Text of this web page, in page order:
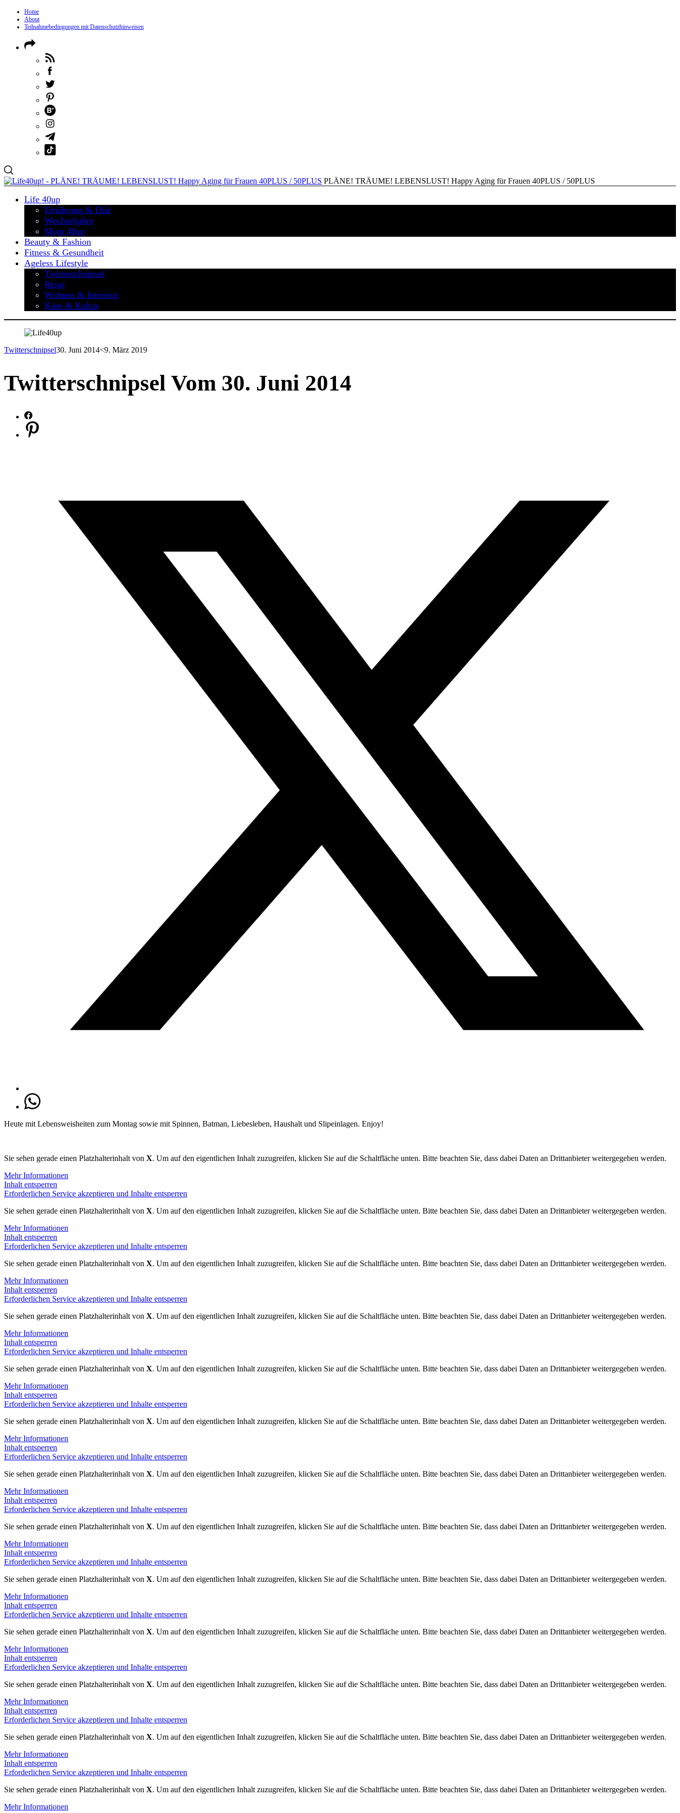
Home
About
Teilnahmebedingungen mit Datenschutzhinweisen
PLÄNE! TRÄUME! LEBENSLUST! Happy Aging für Frauen 40PLUS / 50PLUS
Life 40up
Ernährung & Diät
Wechseljahre
Mom 40up
Beauty & Fashion
Fitness & Gesundheit
Ageless Lifestyle
Twitterschnipsel
Reise
Wohnen & Interieur
Kino & Kultur
Twitterschnipsel30. Juni 2014<9. März 2019
Twitterschnipsel Vom 30. Juni 2014
Heute mit Lebensweisheiten zum Montag sowie mit Spinnen, Batman, Liebesleben, Haushalt und Slipeinlagen. Enjoy!
Sie sehen gerade einen Platzhalterinhalt von X. Um auf den eigentlichen Inhalt zuzugreifen, klicken Sie auf die Schaltfläche unten. Bitte beachten Sie, dass dabei Daten an Drittanbieter weitergegeben werden.
Mehr Informationen
Inhalt entsperren
Erforderlichen Service akzeptieren und Inhalte entsperren
Sie sehen gerade einen Platzhalterinhalt von X. Um auf den eigentlichen Inhalt zuzugreifen, klicken Sie auf die Schaltfläche unten. Bitte beachten Sie, dass dabei Daten an Drittanbieter weitergegeben werden.
Mehr Informationen
Inhalt entsperren
Erforderlichen Service akzeptieren und Inhalte entsperren
Sie sehen gerade einen Platzhalterinhalt von X. Um auf den eigentlichen Inhalt zuzugreifen, klicken Sie auf die Schaltfläche unten. Bitte beachten Sie, dass dabei Daten an Drittanbieter weitergegeben werden.
Mehr Informationen
Inhalt entsperren
Erforderlichen Service akzeptieren und Inhalte entsperren
Sie sehen gerade einen Platzhalterinhalt von X. Um auf den eigentlichen Inhalt zuzugreifen, klicken Sie auf die Schaltfläche unten. Bitte beachten Sie, dass dabei Daten an Drittanbieter weitergegeben werden.
Mehr Informationen
Inhalt entsperren
Erforderlichen Service akzeptieren und Inhalte entsperren
Sie sehen gerade einen Platzhalterinhalt von X. Um auf den eigentlichen Inhalt zuzugreifen, klicken Sie auf die Schaltfläche unten. Bitte beachten Sie, dass dabei Daten an Drittanbieter weitergegeben werden.
Mehr Informationen
Inhalt entsperren
Erforderlichen Service akzeptieren und Inhalte entsperren
Sie sehen gerade einen Platzhalterinhalt von X. Um auf den eigentlichen Inhalt zuzugreifen, klicken Sie auf die Schaltfläche unten. Bitte beachten Sie, dass dabei Daten an Drittanbieter weitergegeben werden.
Mehr Informationen
Inhalt entsperren
Erforderlichen Service akzeptieren und Inhalte entsperren
Sie sehen gerade einen Platzhalterinhalt von X. Um auf den eigentlichen Inhalt zuzugreifen, klicken Sie auf die Schaltfläche unten. Bitte beachten Sie, dass dabei Daten an Drittanbieter weitergegeben werden.
Mehr Informationen
Inhalt entsperren
Erforderlichen Service akzeptieren und Inhalte entsperren
Sie sehen gerade einen Platzhalterinhalt von X. Um auf den eigentlichen Inhalt zuzugreifen, klicken Sie auf die Schaltfläche unten. Bitte beachten Sie, dass dabei Daten an Drittanbieter weitergegeben werden.
Mehr Informationen
Inhalt entsperren
Erforderlichen Service akzeptieren und Inhalte entsperren
Sie sehen gerade einen Platzhalterinhalt von X. Um auf den eigentlichen Inhalt zuzugreifen, klicken Sie auf die Schaltfläche unten. Bitte beachten Sie, dass dabei Daten an Drittanbieter weitergegeben werden.
Mehr Informationen
Inhalt entsperren
Erforderlichen Service akzeptieren und Inhalte entsperren
Sie sehen gerade einen Platzhalterinhalt von X. Um auf den eigentlichen Inhalt zuzugreifen, klicken Sie auf die Schaltfläche unten. Bitte beachten Sie, dass dabei Daten an Drittanbieter weitergegeben werden.
Mehr Informationen
Inhalt entsperren
Erforderlichen Service akzeptieren und Inhalte entsperren
Sie sehen gerade einen Platzhalterinhalt von X. Um auf den eigentlichen Inhalt zuzugreifen, klicken Sie auf die Schaltfläche unten. Bitte beachten Sie, dass dabei Daten an Drittanbieter weitergegeben werden.
Mehr Informationen
Inhalt entsperren
Erforderlichen Service akzeptieren und Inhalte entsperren
Sie sehen gerade einen Platzhalterinhalt von X. Um auf den eigentlichen Inhalt zuzugreifen, klicken Sie auf die Schaltfläche unten. Bitte beachten Sie, dass dabei Daten an Drittanbieter weitergegeben werden.
Mehr Informationen
Inhalt entsperren
Erforderlichen Service akzeptieren und Inhalte entsperren
Sie sehen gerade einen Platzhalterinhalt von X. Um auf den eigentlichen Inhalt zuzugreifen, klicken Sie auf die Schaltfläche unten. Bitte beachten Sie, dass dabei Daten an Drittanbieter weitergegeben werden.
Mehr Informationen